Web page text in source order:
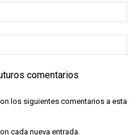
comentarios
los siguientes comentarios a esta
cada nueva entrada.